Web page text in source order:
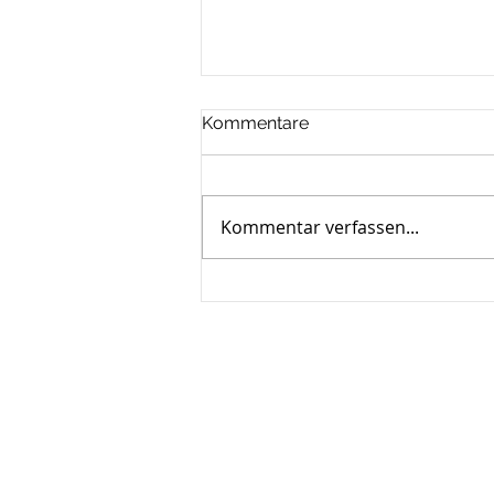
Kommentare
Kommentar verfassen...